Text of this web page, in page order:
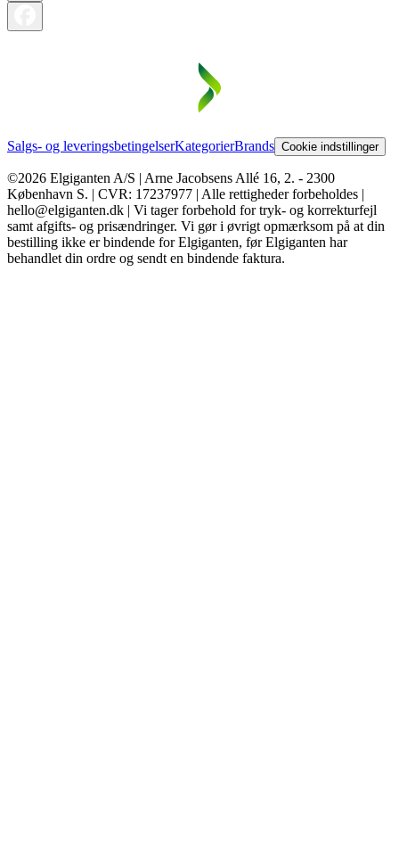
Salgs- og leveringsbetingelserKategorierBrands Cookie indstillinger
©2026 Elgiganten A/S | Arne Jacobsens Allé 16, 2. - 2300
København S. | CVR: 17237977 | Alle rettigheder forbeholdes |
hello@elgiganten.dk | Vi tager forbehold for tryk- og korrekturfejl
samt afgifts- og prisændringer. Vi gør i øvrigt opmærksom på at din
bestilling ikke er bindende for Elgiganten, før Elgiganten har
behandlet din ordre og sendt en bindende faktura.